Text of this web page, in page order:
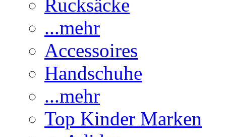
Rucksäcke
...mehr
Accessoires
Handschuhe
...mehr
Top Kinder Marken